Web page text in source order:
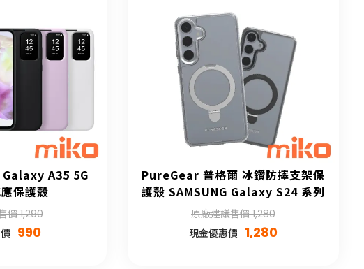
Galaxy A35 5G
保護殼
價 1,290
990
PureGear 普格爾 冰鑽防摔支架保
護殼 SAMSUNG Galaxy S24 系列
原廠建議售價 1,280
現金優惠價 1,280